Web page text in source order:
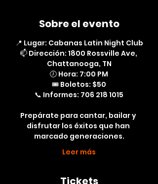
Sobre el evento
📍 Lugar: Cabanas Latin Night Club
📫 Dirección: 1800 Rossville Ave,
Chattanooga, TN
🕖 Hora: 7:00 PM
🎟️ Boletos: $50
📞 Informes: 706 218 1015
Prepárate para cantar, bailar y
disfrutar los éxitos que han
marcado generaciones.
Leer más
Tickets